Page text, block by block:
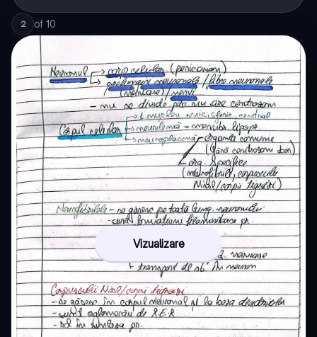
2 of 10
Vizualizare